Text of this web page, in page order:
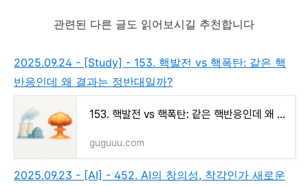
관련된 다른 글도 읽어보시길 추천합니다
2025.09.24 - [Study] - 153. 핵발전 vs 핵폭탄: 같은 핵
반응인데 왜 결과는 정반대일까?
153. 핵발전 vs 핵폭탄: 같은 핵반응인데 왜 결과는 정반대일까?
guguuu.com
2025.09.23 - [AI] - 452. AI의 창의성, 착각인가 새로운